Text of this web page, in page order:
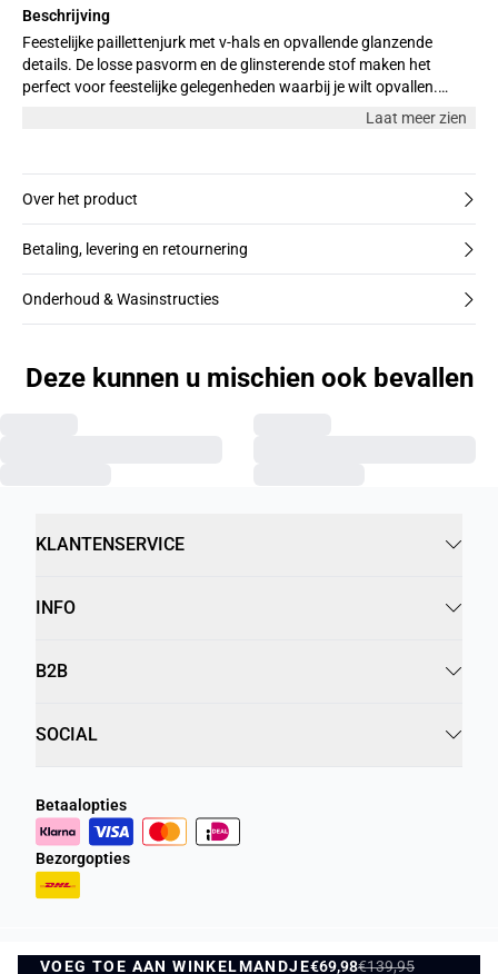
VOEG TOE AAN WINKELMANDJE€69,98€139,95
Beschrijving
Feestelijke paillettenjurk met v-hals en opvallende glanzende
details. De losse pasvorm en de glinsterende stof maken het
perfect voor feestelijke gelegenheden waarbij je wilt opvallen.
Laat meer zien
Over het product
Betaling, levering en retournering
Onderhoud & Wasinstructies
Deze kunnen u mischien ook bevallen
KLANTENSERVICE
INFO
B2B
SOCIAL
Betaalopties
Bezorgopties
Privacybeleid Algemene Voorwaarden